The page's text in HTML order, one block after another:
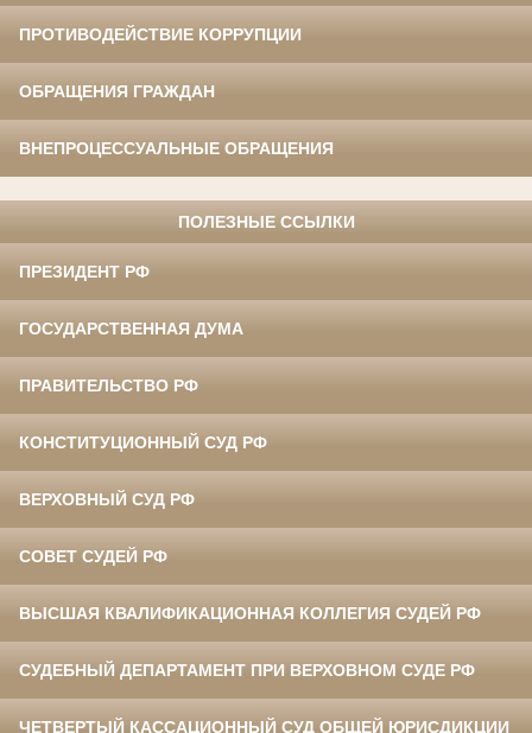
ПРОТИВОДЕЙСТВИЕ КОРРУПЦИИ
ОБРАЩЕНИЯ ГРАЖДАН
ВНЕПРОЦЕССУАЛЬНЫЕ ОБРАЩЕНИЯ
ПОЛЕЗНЫЕ ССЫЛКИ
ПРЕЗИДЕНТ РФ
ГОСУДАРСТВЕННАЯ ДУМА
ПРАВИТЕЛЬСТВО РФ
КОНСТИТУЦИОННЫЙ СУД РФ
ВЕРХОВНЫЙ СУД РФ
СОВЕТ СУДЕЙ РФ
ВЫСШАЯ КВАЛИФИКАЦИОННАЯ КОЛЛЕГИЯ СУДЕЙ РФ
СУДЕБНЫЙ ДЕПАРТАМЕНТ ПРИ ВЕРХОВНОМ СУДЕ РФ
ЧЕТВЕРТЫЙ КАССАЦИОННЫЙ СУД ОБЩЕЙ ЮРИСДИКЦИИ